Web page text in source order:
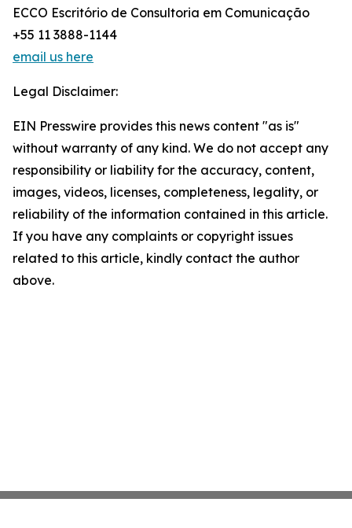
ECCO Escritório de Consultoria em Comunicação
+55 11 3888-1144
email us here
Legal Disclaimer:
EIN Presswire provides this news content "as is"
without warranty of any kind. We do not accept any
responsibility or liability for the accuracy, content,
images, videos, licenses, completeness, legality, or
reliability of the information contained in this article.
If you have any complaints or copyright issues
related to this article, kindly contact the author
above.